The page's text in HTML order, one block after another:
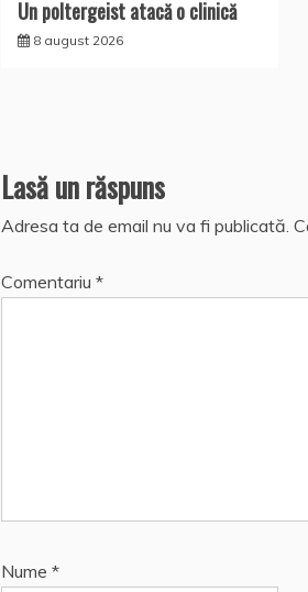
Un poltergeist atacă o clinică
8 august 2026
Lasă un răspuns
Adresa ta de email nu va fi publicată.
Comentariu *
Nume *